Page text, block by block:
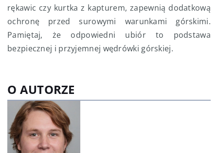
rękawic czy kurtka z kapturem, zapewnią dodatkową
ochronę przed surowymi warunkami górskimi.
Pamiętaj, że odpowiedni ubiór to podstawa
bezpiecznej i przyjemnej wędrówki górskiej.
O AUTORZE